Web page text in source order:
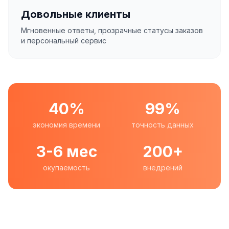
Довольные клиенты
Мгновенные ответы, прозрачные статусы заказов
и персональный сервис
40%
экономия времени
99%
точность данных
3-6 мес
окупаемость
200+
внедрений